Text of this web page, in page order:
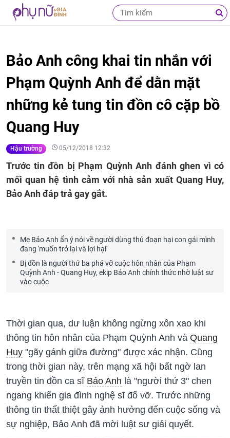
Bảo Anh công khai tin nhắn với
Phạm Quỳnh Anh để dằn mặt
những kẻ tung tin đồn cô cặp bồ
Quang Huy
Hậu trường 05/12/2018 12:32
Trước tin đồn bị Phạm Quỳnh Anh đánh ghen vì có
mối quan hệ tình cảm với nhà sản xuất Quang Huy,
Bảo Anh đáp trả gay gắt.
Mẹ Bảo Anh ẩn ý nói về người dùng thủ đoạn hại con gái mình
đang 'muốn trở lại và lợi hại'
Bị đồn là người thứ ba phá vỡ cuộc hôn nhân của Phạm
Quỳnh Anh - Quang Huy, ekip Bảo Anh chính thức nhờ luật sư
vào cuộc
Thời gian qua, dư luận không ngừng xôn xao khi
thông tin hôn nhân của Phạm Quỳnh Anh và Quang
Huy "gãy gánh giữa đường" được xác nhận. Cũng
trong thời gian này, trên mạng xã hội bất ngờ lan
truyền tin đồn ca sĩ Bảo Anh là "người thứ 3" chen
ngang khiến gia đình nghệ sĩ đổ vỡ. Trước những
thông tin thất thiệt gây ảnh hưởng đến cuộc sống và
sự nghiệp, Bảo Anh đã mời luật sư giải quyết.